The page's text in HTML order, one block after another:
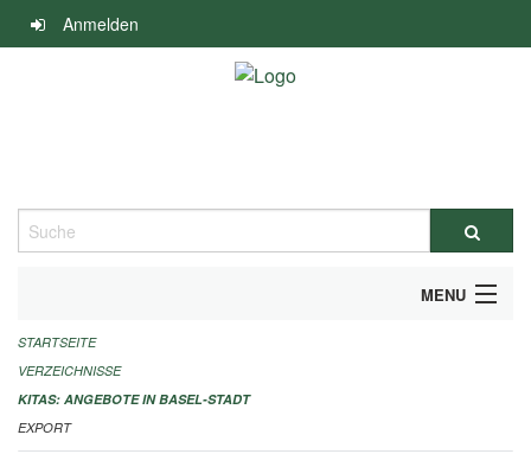
Navigation
überspringen
Anmelden
Suche
MENU
ALLGEMEINE INFORMATIONEN
IMPRESSUM
STARTSEITE
VERZEICHNISSE
KITAS: ANGEBOTE IN BASEL-STADT
EXPORT